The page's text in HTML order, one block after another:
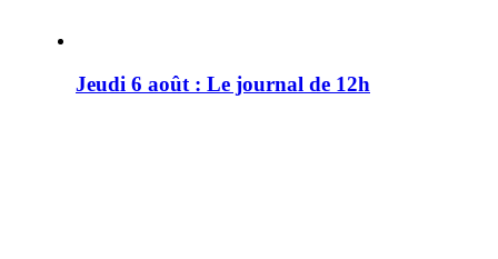
Jeudi 6 août : Le journal de 12h